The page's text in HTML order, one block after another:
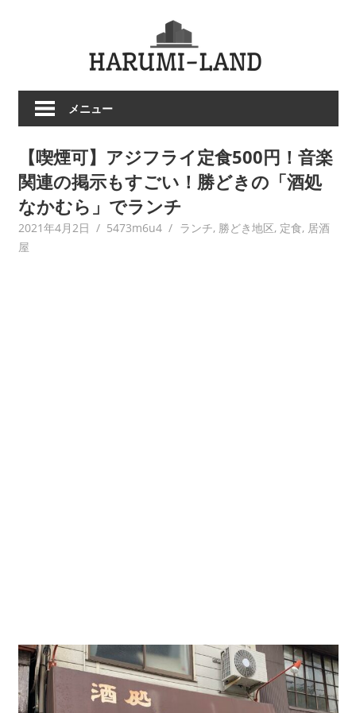
メニュー
【喫煙可】アジフライ定食500円！音楽
関連の掲示もすごい！勝どきの「酒処
なかむら」でランチ
2021年4月2日 5473m6u4 ランチ, 勝どき地区, 定食, 居酒
屋